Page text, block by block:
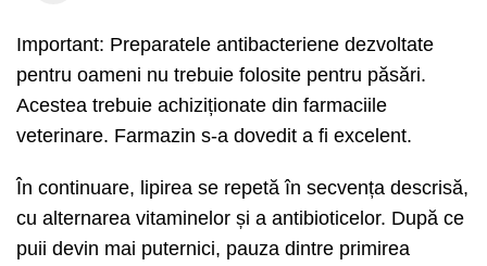
Important: Preparatele antibacteriene dezvoltate
pentru oameni nu trebuie folosite pentru păsări.
Acestea trebuie achiziționate din farmaciile
veterinare. Farmazin s-a dovedit a fi excelent.
În continuare, lipirea se repetă în secvența descrisă,
cu alternarea vitaminelor și a antibioticelor. După ce
puii devin mai puternici, pauza dintre primirea